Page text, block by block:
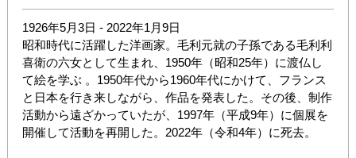
1926年5月3日 - 2022年1月9日
昭和時代に活躍した洋画家。毛利元就の子孫である毛利利
喜衛の六女として生まれ、1950年（昭和25年）に渡仏し
て絵を学ぶ 。1950年代から1960年代にかけて、フランス
と日本を行き来しながら、作品を発表した。その後、制作
活動から遠ざかっていたが、1997年（平成9年）に個展を
開催して活動を再開した。2022年（令和4年）に死去。